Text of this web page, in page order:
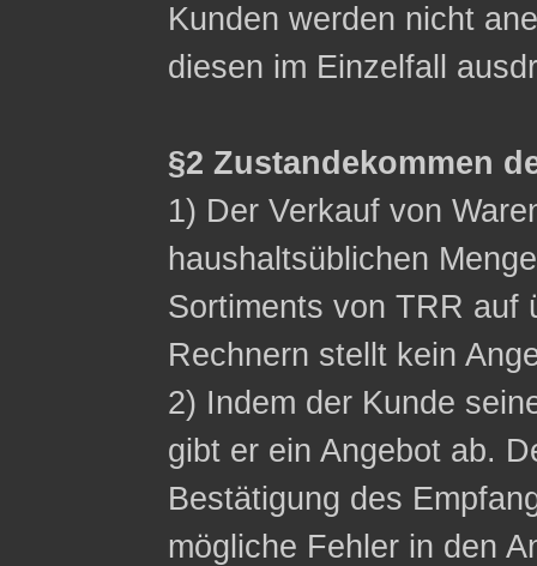
Kunden werden nicht
diesen im Einzelfall
§2 Zustandekommen
1) Der Verkauf von
haushaltsüblichen
Sortiments von TRR auf
Rechnern stellt kein
2) Indem der Kunde
gibt er ein Angebot ab.
Bestätigung des
mögliche Fehler in den